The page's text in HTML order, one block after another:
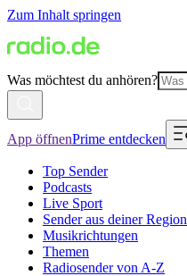
Zum Inhalt springen
Was möchtest du anhören?
App öffnenPrime entdecken
Top Sender
Podcasts
Live Sport
Sender aus deiner Region
Musikrichtungen
Themen
Radiosender von A-Z